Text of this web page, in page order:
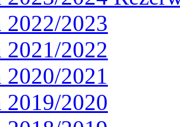
2022/2023
2021/2022
2020/2021
2019/2020